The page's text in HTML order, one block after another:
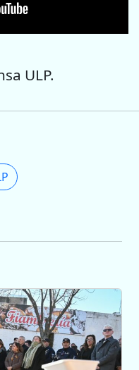
ULP.